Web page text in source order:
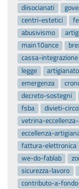
diisocianati
centri-estetici
abusivismo
main10ance
cassa-integrazione
legge
artigianato
emergenza
decreto-sostegni
fsba
divieti-
vetrina-
eccellenza-
fattura-elettronica
we-do-fablab
sicurezza-lavoro
contributo-a-